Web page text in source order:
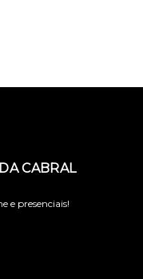
CABRAL
e presenciais!